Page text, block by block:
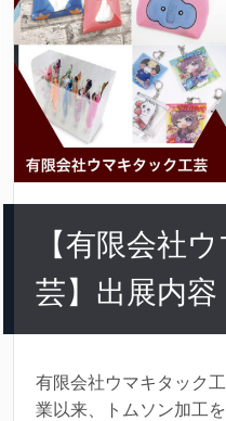
【有限会社
芸】出展内容
有限会社ウマキタック
業以来、トムソン加工